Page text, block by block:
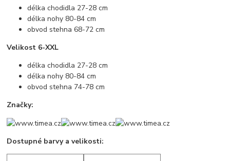
délka chodidla 27-28 cm
délka nohy 80-84 cm
obvod stehna 68-72 cm
Velikost 6-XXL
délka chodidla 27-28 cm
délka nohy 80-84 cm
obvod stehna 74-78 cm
Značky:
Dostupné barvy a velikosti: